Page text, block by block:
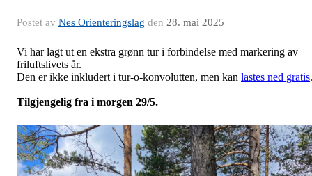
Postet av Nes Orienteringslag den 28. mai 2025
Vi har lagt ut en ekstra grønn tur i forbindelse med markering av
friluftslivets år.
Den er ikke inkludert i tur-o-konvolutten, men kan lastes ned gratis
Tilgjengelig fra i morgen 29/5.